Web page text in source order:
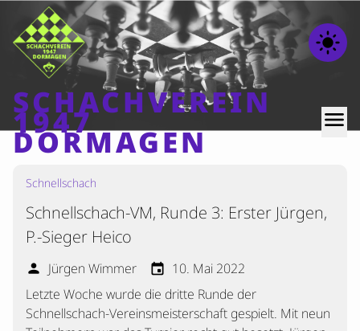
light_mode
SCHACHVEREIN
1947
DORMAGEN
menu
Home
Beiträge
Mannschaften
Ranglisten
Termine
Verschiedenes
Schnellschach
Schnellschach-VM, Runde 3: Erster Jürgen,
P.-Sieger Heico
person Jürgen Wimmer event 10. Mai 2022
Letzte Woche wurde die dritte Runde der
Schnellschach-Vereinsmeisterschaft gespielt. Mit neun